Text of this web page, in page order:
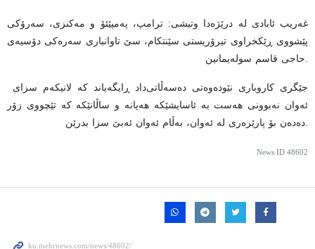
غەریب ئابادی لە درێژەدا وتیشی: ترامپ، پەمپێئۆ و مەکنزی، سەرۆکی
پێشووی ڕێکخراوی تیرۆریستی سێنتکام، سێ تاوانباری سەرەکی دۆسیەی
جێگری کاروباری نێودەوەتی دەسەڵاتی
ئەوان نەبوونی هەست بە ئاسایشێکە هەیانە و ساڵانێکە کە تێچووی زۆر
News ID 48602